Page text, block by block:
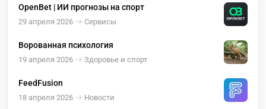
OpenBet | ИИ прогнозы на спорт
29 апреля 2026 Сервисы
Ворованная психология
19 апреля 2026 Здоровье и спорт
FeedFusion
18 апреля 2026 Новости